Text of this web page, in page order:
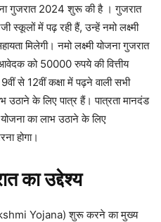
गुजरात 2024 शुरू की है । गुजरात
स्कूलों में पढ़ रही हैं, उन्हें नमो लक्ष्मी
मिलेगी। नमो लक्ष्मी योजना गुजरात
को 50000 रुपये की वित्तीय
से 12वीं कक्षा में पढ़ने वाली सभी
उठाने के लिए पात्र हैं। पात्रता मानदंड
का लाभ उठाने के लिए
होगा।
का उद्देश्य
Yojana) शुरू करने का मुख्य